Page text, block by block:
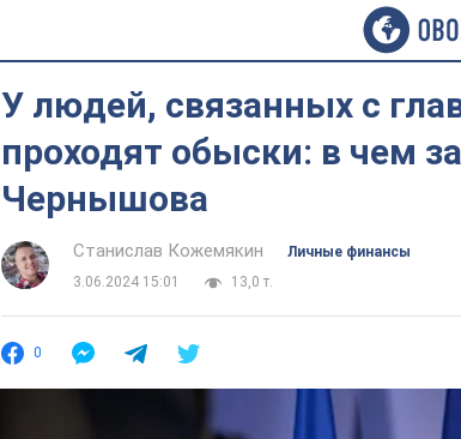
У людей, связанных с
проходят обыски: в чем
Чернышова
Станислав Кожемякин
Личные финансы
3.06.2024 15:01
13,0 т.
0